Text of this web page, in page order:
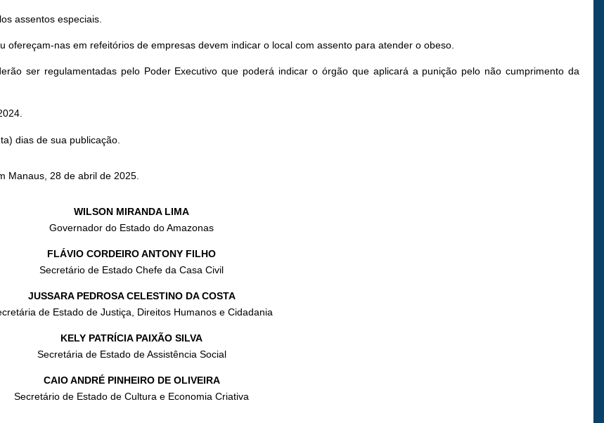
assentos especiais.
ofereçam-nas em refeitórios de empresas devem indicar o local com assento para atender o obeso.
ser regulamentadas pelo Poder Executivo que poderá indicar o órgão que aplicará a punição pelo não cumprimento da
dias de sua publicação.
Manaus, 28 de abril de 2025.
WILSON MIRANDA LIMA
Governador do Estado do Amazonas
FLÁVIO CORDEIRO ANTONY FILHO
Secretário de Estado Chefe da Casa Civil
JUSSARA PEDROSA CELESTINO DA COSTA
de Estado de Justiça, Direitos Humanos e Cidadania
KELY PATRÍCIA PAIXÃO SILVA
Secretária de Estado de Assistência Social
CAIO ANDRÉ PINHEIRO DE OLIVEIRA
Secretário de Estado de Cultura e Economia Criativa